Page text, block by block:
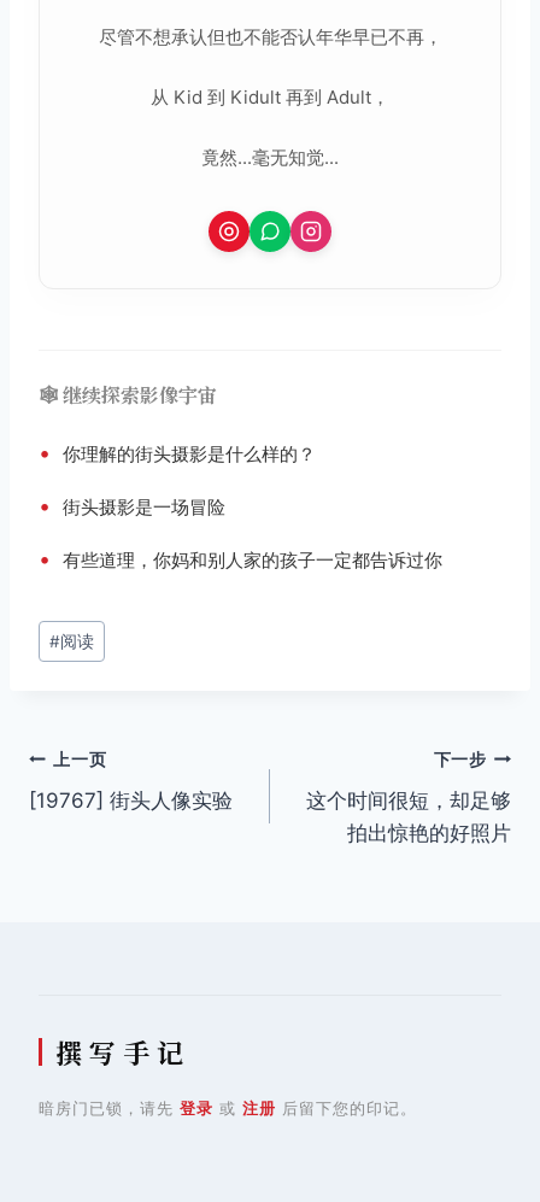
尽管不想承认但也不能否认年华早已不再，
从 Kid 到 Kidult 再到 Adult，
竟然...毫无知觉...
🕸️ 继续探索影像宇宙
• 你理解的街头摄影是什么样的？
• 街头摄影是一场冒险
• 有些道理，你妈和别人家的孩子一定都告诉过你
文
章
#阅读
文
章
上一页
[19767] 街头人像实验
下一步
这个时间很短，却足够
拍出惊艳的好照片
撰 写 手 记
暗房门已锁，请先 登录 或 注册 后留下您的印记。